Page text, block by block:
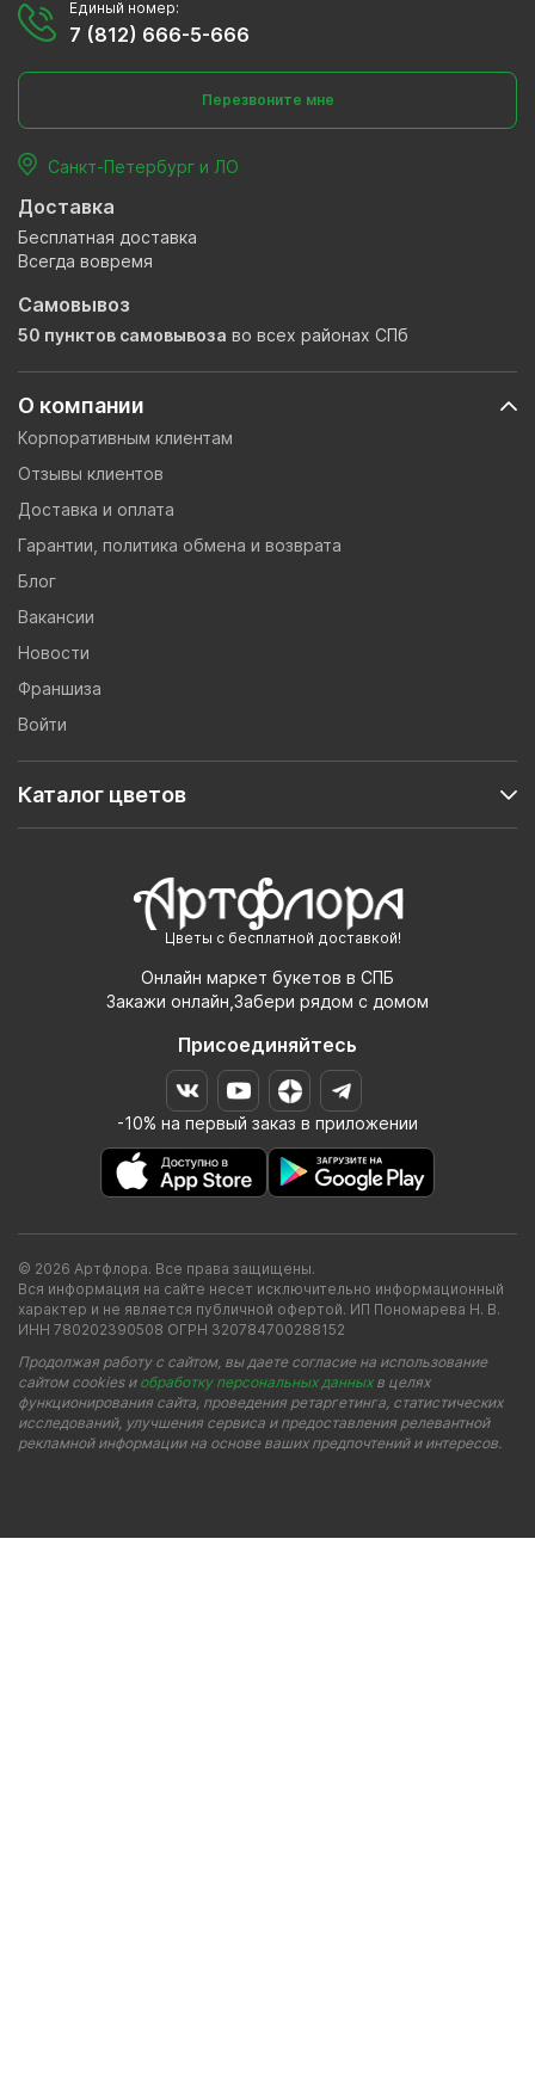
Цветы с бесплатной доставкой!
Онлайн маркет букетов в СПБ
Закажи онлайн,Забери рядом с домом
Присоединяйтесь
-10% на первый заказ в приложении
О компании
Корпоративным клиентам
Отзывы клиентов
Доставка и оплата
Гарантии, политика обмена и возврата
Блог
Вакансии
Новости
Франшиза
Войти
Каталог цветов
Единый номер:
7 (812) 666-5-666
Перезвоните мне
Санкт-Петербург и ЛО
Доставка
Бесплатная доставка
Всегда вовремя
Самовывоз
50 пунктов самовывоза во всех районах СПб
© 2026 Артфлора. Все права защищены.
Вся информация на сайте несет исключительно информационный
характер и не является публичной офертой. ИП Пономарева Н. В.
ИНН 780202390508 ОГРН 320784700288152
Продолжая работу с сайтом, вы даете согласие на использование
сайтом cookies и обработку персональных данныхв целях
функционирования сайта, проведения ретаргетинга, статистических
исследований, улучшения сервиса и предоставления релевантной
рекламной информации на основе ваших предпочтений и интересов.